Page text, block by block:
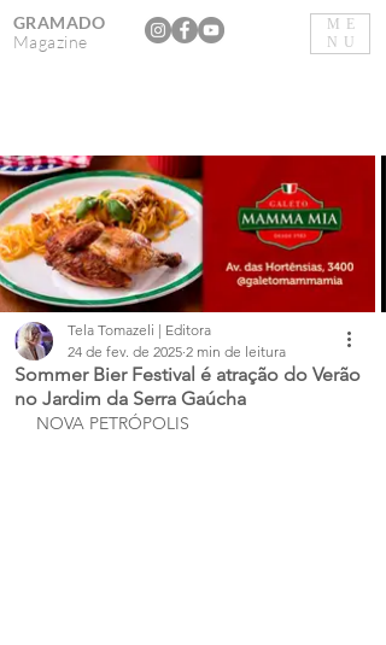
ME
NU
GRAMADO
Magazine
Sommer Bier Festival é atração do Verão
no Jardim da Serra Gaúcha
Tela Tomazeli | Editora
24 de fev. de 2025 2 min de leitura
NOVA PETRÓPOLIS